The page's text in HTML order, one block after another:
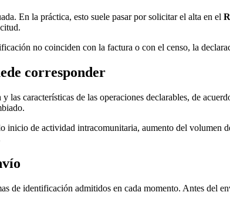
En la práctica, esto suele pasar por solicitar el alta en el
no coinciden con la factura o con el censo, la
corresponder
las características de las operaciones declarables, de
inicio de actividad intracomunitaria, aumento del volumen
de identificación admitidos en cada momento. Antes del